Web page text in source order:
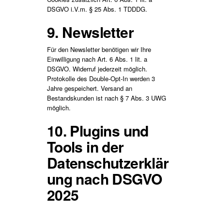
DSGVO i.V.m. § 25 Abs. 1 TDDDG.
9. Newsletter
Für den Newsletter benötigen wir Ihre
Einwilligung nach Art. 6 Abs. 1 lit. a
DSGVO. Widerruf jederzeit möglich.
Protokolle des Double-Opt-In werden 3
Jahre gespeichert. Versand an
Bestandskunden ist nach § 7 Abs. 3 UWG
möglich.
10. Plugins und
Tools in der
Datenschutzerklär
ung nach DSGVO
2025